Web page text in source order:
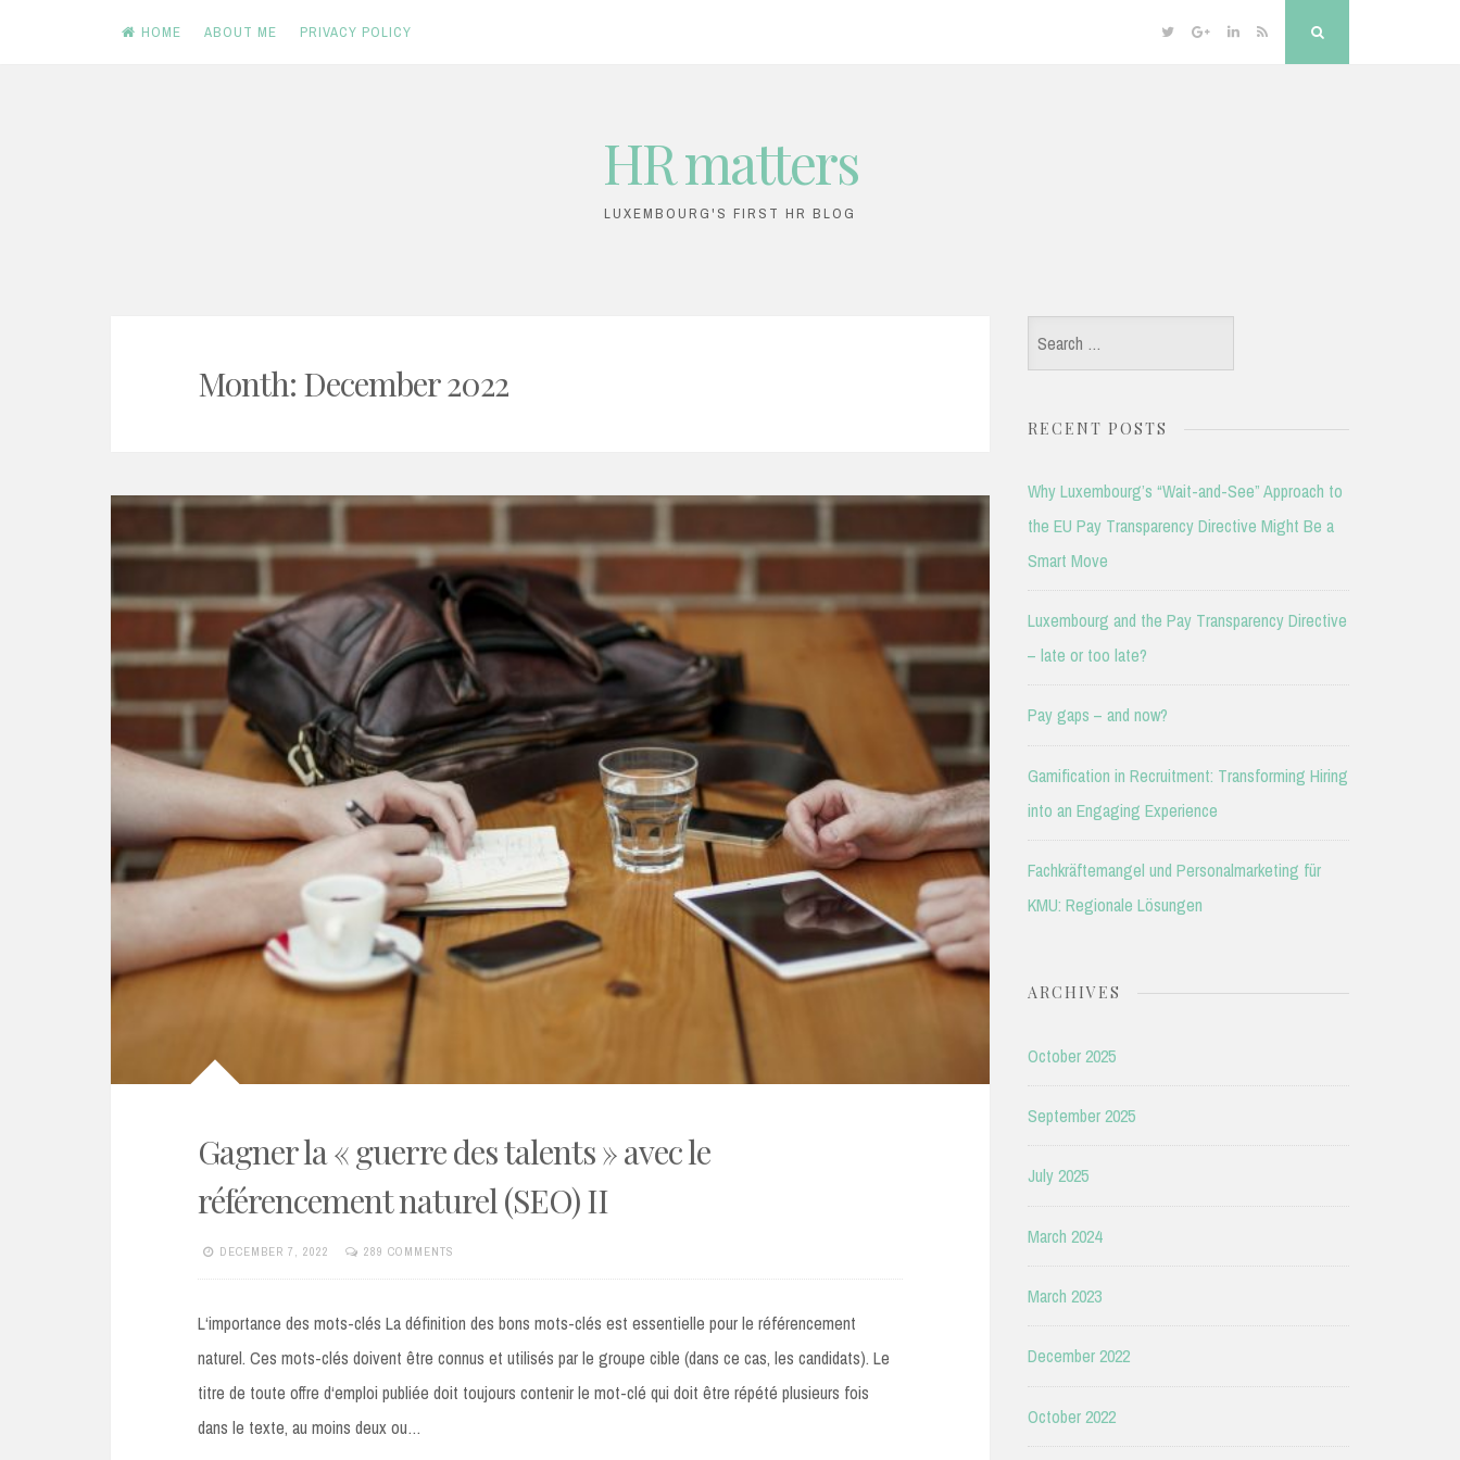
HOME ABOUT ME PRIVACY POLICY Twitter GoogleLinkedin
HR matters
LUXEMBOURG'S FIRST HR BLOG
Month: December 2022
Gagner la « guerre des talents » avec le
référencement naturel (SEO) II
DECEMBER 7, 2022 289 COMMENTS
L‘importance des mots-clés La définition des bons mots-clés est essentielle pour le référencement
naturel. Ces mots-clés doivent être connus et utilisés par le groupe cible (dans ce cas, les candidats). Le
titre de toute offre d‘emploi publiée doit toujours contenir le mot-clé qui doit être répété plusieurs fois
dans le texte, au moins deux ou…
Search
for:
RECENT POSTS
Why Luxembourg’s “Wait-and-See” Approach to
the EU Pay Transparency Directive Might Be a
Smart Move
Luxembourg and the Pay Transparency Directive
– late or too late?
Pay gaps – and now?
Gamification in Recruitment: Transforming Hiring
into an Engaging Experience
Fachkräftemangel und Personalmarketing für
KMU: Regionale Lösungen
ARCHIVES
October 2025
September 2025
July 2025
March 2024
March 2023
December 2022
October 2022